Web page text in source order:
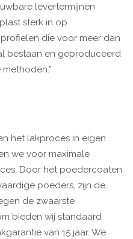
levertermijnen
sterk in op
die voor meer dan
bestaan en geproduceerd
het lakproces in eigen
we voor maximale
Door het poedercoaten
poeders, zijn de
de zwaarste
bieden wij standaard
van 15 jaar. We